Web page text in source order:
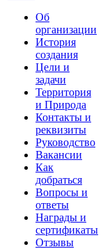
Об
организации
История
создания
Цели и
задачи
Территория
и Природа
Контакты и
реквизиты
Руководство
Вакансии
Как
добраться
Вопросы и
ответы
Награды и
сертификаты
Отзывы